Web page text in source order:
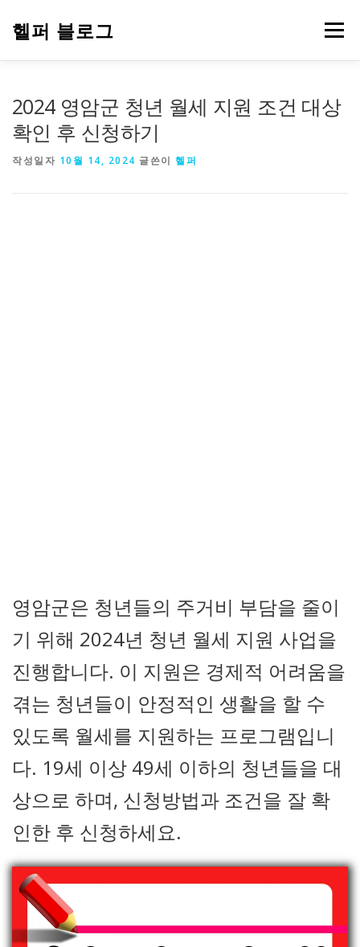
헬퍼 블로그 메뉴
2024 영암군 청년 월세 지원 조건 대상
확인 후 신청하기
작성일자 10월 14, 2024 글쓴이 헬퍼
영암군은 청년들의 주거비 부담을 줄이
기 위해 2024년 청년 월세 지원 사업을
진행합니다. 이 지원은 경제적 어려움을
겪는 청년들이 안정적인 생활을 할 수
있도록 월세를 지원하는 프로그램입니
다. 19세 이상 49세 이하의 청년들을 대
상으로 하며, 신청방법과 조건을 잘 확
인한 후 신청하세요.